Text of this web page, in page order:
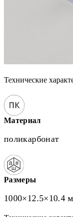
Технические
Материал
поликарбонат
Размеры
1000×12.5×10.4